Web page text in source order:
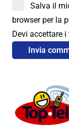
Salva il
browser per la
Devi accettare
Invia